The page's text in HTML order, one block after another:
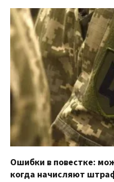
Ошибки в повестке:
когда начисляют